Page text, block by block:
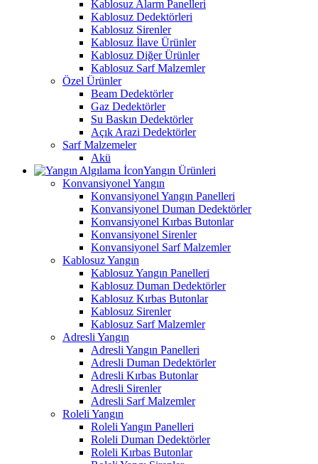
Kablosuz Alarm Panelleri
Kablosuz Dedektörleri
Kablosuz Sirenler
Kablosuz İlave Ürünler
Kablosuz Diğer Ürünler
Kablosuz Sarf Malzemler
Özel Ürünler
Beam Dedektörler
Gaz Dedektörler
Su Baskın Dedektörler
Açık Arazi Dedektörler
Sarf Malzemeler
Akü
Yangın Ürünleri
Konvansiyonel Yangın
Konvansiyonel Yangın Panelleri
Konvansiyonel Duman Dedektörler
Konvansiyonel Kırbas Butonlar
Konvansiyonel Sirenler
Konvansiyonel Sarf Malzemler
Kablosuz Yangın
Kablosuz Yangın Panelleri
Kablosuz Duman Dedektörler
Kablosuz Kırbas Butonlar
Kablosuz Sirenler
Kablosuz Sarf Malzemler
Adresli Yangın
Adresli Yangın Panelleri
Adresli Duman Dedektörler
Adresli Kırbas Butonlar
Adresli Sirenler
Adresli Sarf Malzemler
Roleli Yangın
Roleli Yangın Panelleri
Roleli Duman Dedektörler
Roleli Kırbas Butonlar